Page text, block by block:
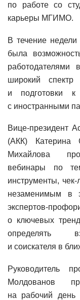
по работе со
карьеры МГИМО.
В течение
была
работодателями
широкий
и подготовки к
с иностранными
Вице-президент
(АКК)
Михайлова
вебинары по
инструменты,
незаменимым в
экспертов-
о ключевых
определять
и соискателя в
Руководитель
Молдованов
на рабочий день